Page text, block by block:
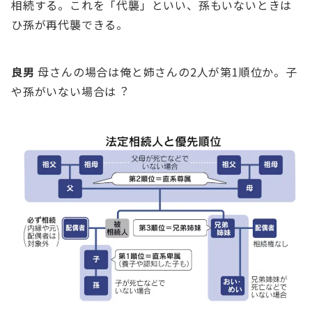
相続する。これを「代襲」といい、孫もいないときは
ひ孫が再代襲できる。
良男⺟さんの場合は俺と姉さんの2⼈が第1順位か。⼦
や孫がいない場合は︖